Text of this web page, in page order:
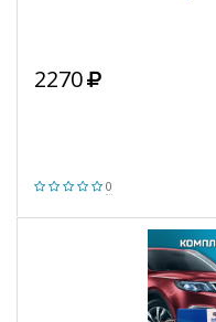
0
2270